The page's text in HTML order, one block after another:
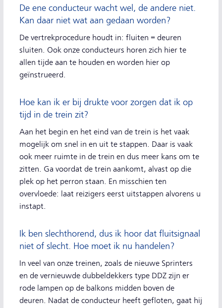
De ene conducteur wacht wel, de andere niet.
Kan daar niet wat aan gedaan worden?
De vertrekprocedure houdt in: fluiten = deuren
sluiten. Ook onze conducteurs horen zich hier te
allen tijde aan te houden en worden hier op
geïnstrueerd.
Hoe kan ik er bij drukte voor zorgen dat ik op
tijd in de trein zit?
Aan het begin en het eind van de trein is het vaak
mogelijk om snel in en uit te stappen. Daar is vaak
ook meer ruimte in de trein en dus meer kans om te
zitten. Ga voordat de trein aankomt, alvast op die
plek op het perron staan. En misschien ten
overvloede: laat reizigers eerst uitstappen alvorens u
instapt.
Ik ben slechthorend, dus ik hoor dat fluitsignaal
niet of slecht. Hoe moet ik nu handelen?
In veel van onze treinen, zoals de nieuwe Sprinters
en de vernieuwde dubbeldekkers type DDZ zijn er
rode lampen op de balkons midden boven de
deuren. Nadat de conducteur heeft gefloten, gaat hij